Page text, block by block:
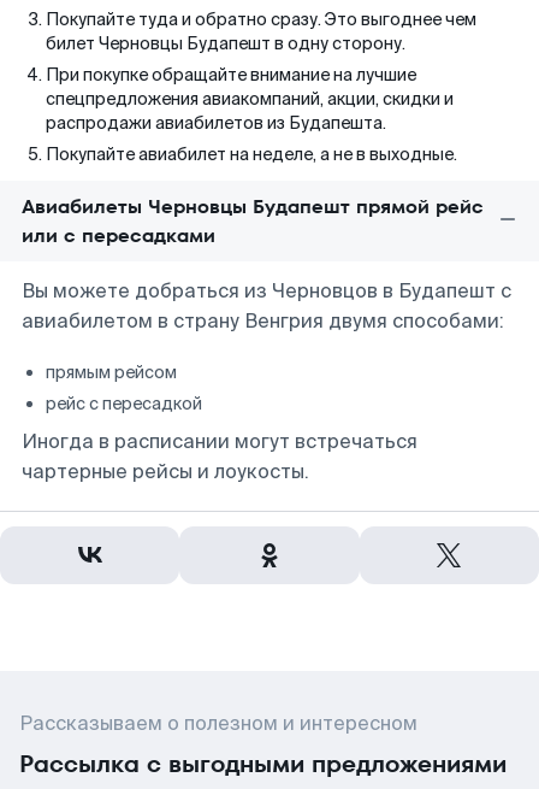
Покупайте туда и обратно сразу. Это выгоднее чем
билет Черновцы Будапешт в одну сторону.
При покупке обращайте внимание на лучшие
спецпредложения авиакомпаний, акции, скидки и
распродажи авиабилетов из Будапешта.
Покупайте авиабилет на неделе, а не в выходные.
Авиабилеты Черновцы Будапешт прямой рейс
или с пересадками
Вы можете добраться из Черновцов в Будапешт с
авиабилетом в страну Венгрия двумя способами:
прямым рейсом
рейс с пересадкой
Иногда в расписании могут встречаться
чартерные рейсы и лоукосты.
Рассказываем о полезном и интересном
Рассылка с выгодными предложениями